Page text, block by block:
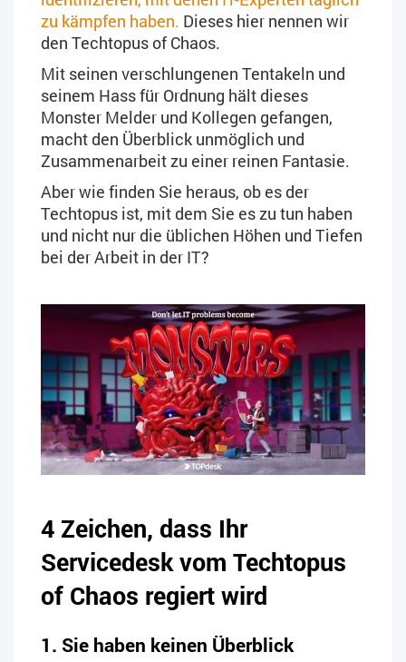
zu kämpfen haben. Dieses hier nennen wir
den Techtopus of Chaos.
Mit seinen verschlungenen Tentakeln und
seinem Hass für Ordnung hält dieses
Monster Melder und Kollegen gefangen,
macht den Überblick unmöglich und
Zusammenarbeit zu einer reinen Fantasie.
Aber wie finden Sie heraus, ob es der
Techtopus ist, mit dem Sie es zu tun haben
und nicht nur die üblichen Höhen und Tiefen
bei der Arbeit in der IT?
4 Zeichen, dass Ihr
Servicedesk vom Techtopus
of Chaos regiert wird
1. Sie haben keinen Überblick